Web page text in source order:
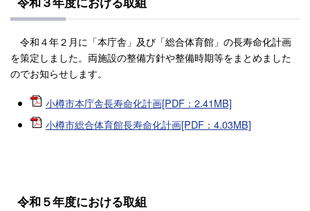
令和４年２月に「本庁舎」及び「総合体育館」の長寿命化計画
を策定しました。両施設の整備方針や整備時期等をまとめました
のでお知らせします。
小樽市本庁舎長寿命化計画[PDF：2.41MB]
小樽市総合体育館長寿命化計画[PDF：4.03MB]
令和５年度における取組